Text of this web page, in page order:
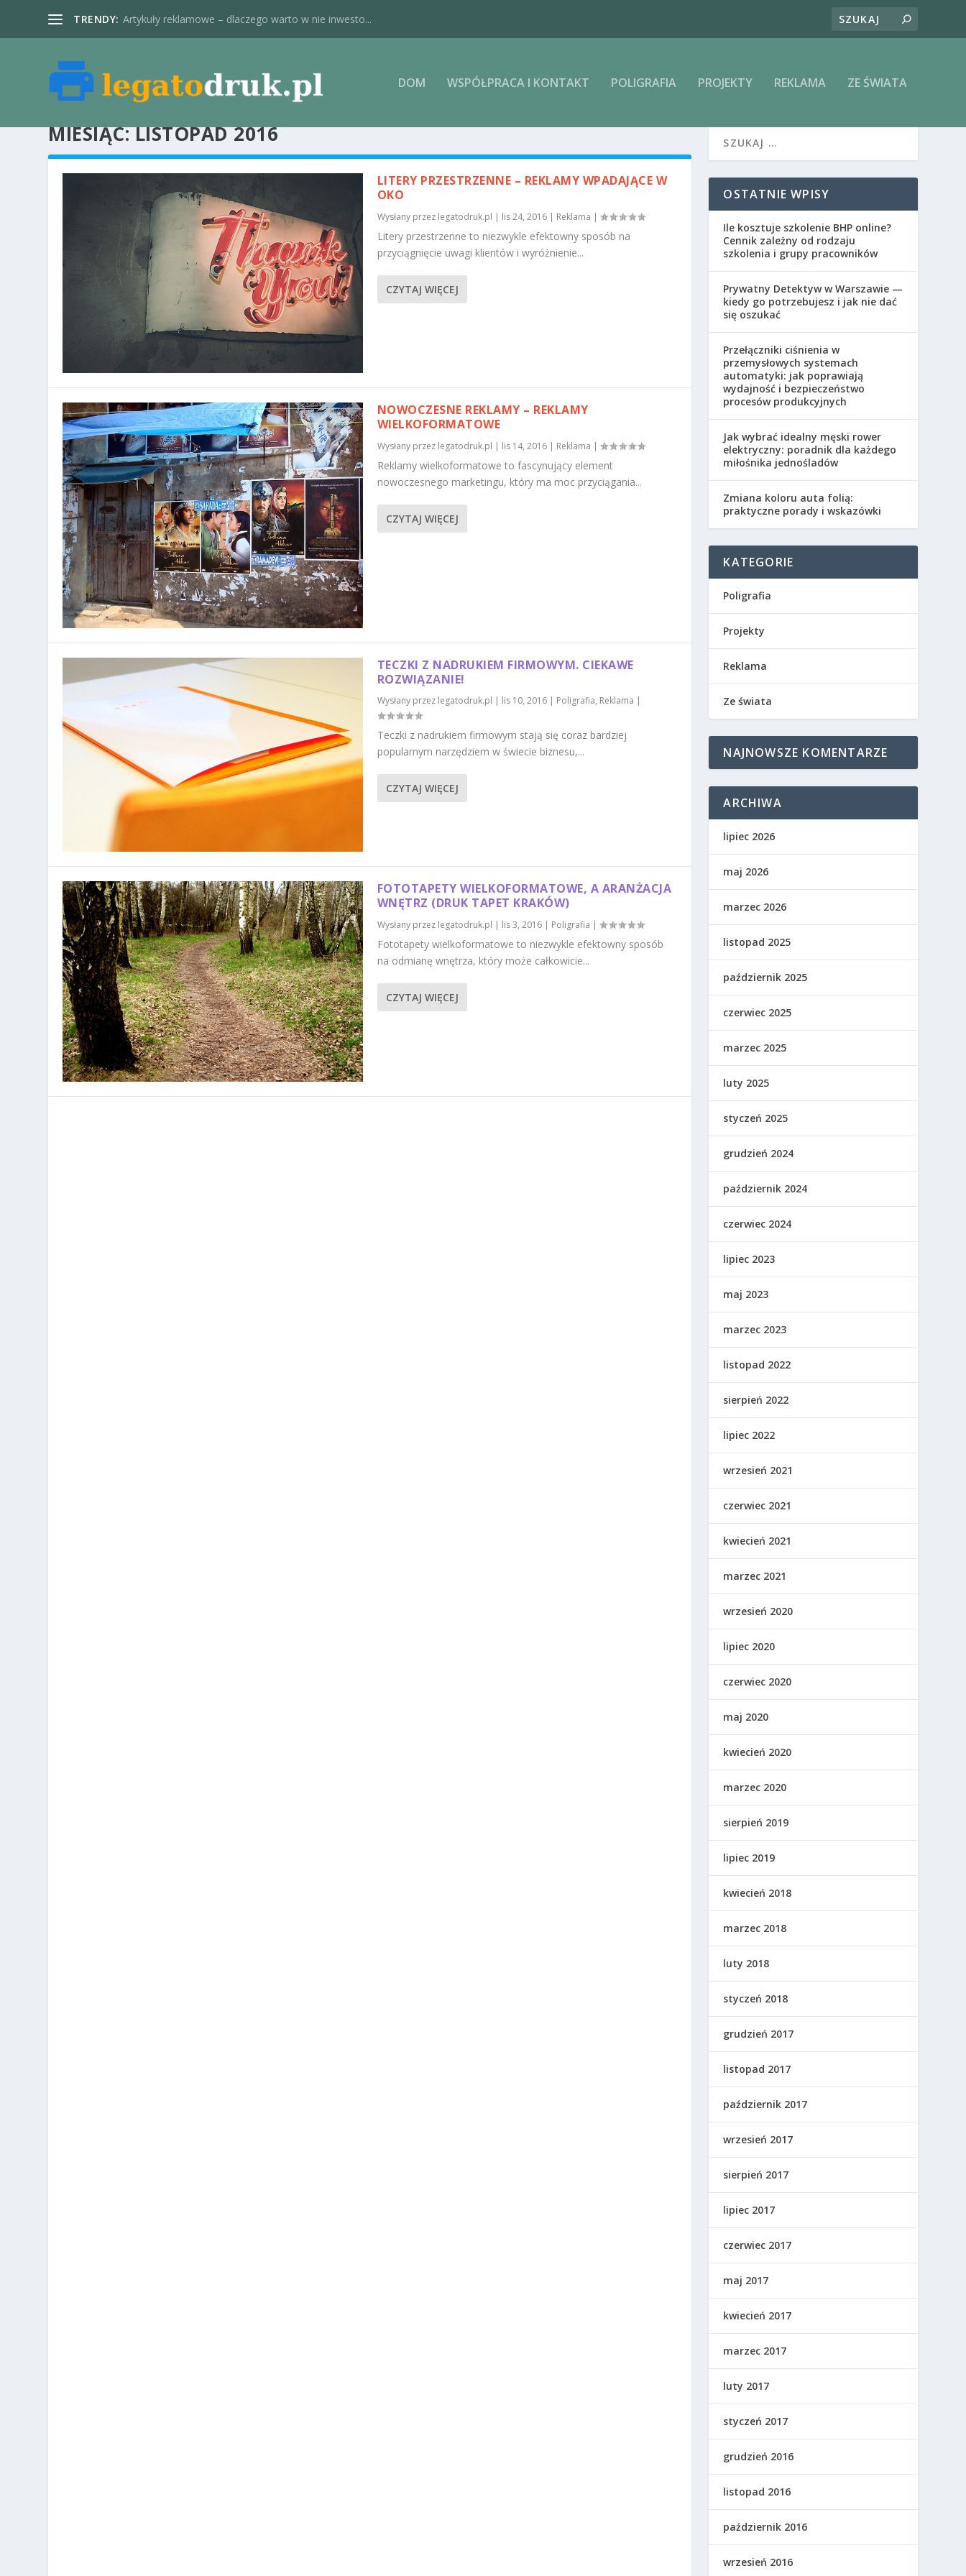
TRENDY: Artykuły reklamowe – dlaczego warto w nie inwesto...
DOM WSPÓŁPRACA I KONTAKT POLIGRAFIA PROJEKTY REKLAMA ZE ŚWIATA
MIESIĄC:LISTOPAD 2016
LITERY PRZESTRZENNE – REKLAMY WPADAJĄCE W
OKO
Wysłany przez legatodruk.pl | lis 24, 2016| Reklama |
Litery przestrzenne to niezwykle efektowny sposób na
przyciągnięcie uwagi klientów i wyróżnienie...
CZYTAJ WIĘCEJ
NOWOCZESNE REKLAMY – REKLAMY
WIELKOFORMATOWE
Wysłany przez legatodruk.pl | lis 14, 2016| Reklama |
Reklamy wielkoformatowe to fascynujący element
nowoczesnego marketingu, który ma moc przyciągania...
CZYTAJ WIĘCEJ
TECZKI Z NADRUKIEM FIRMOWYM. CIEKAWE
ROZWIĄZANIE!
Wysłany przez legatodruk.pl | lis 10, 2016| Poligrafia, Reklama |
Teczki z nadrukiem firmowym stają się coraz bardziej
popularnym narzędziem w świecie biznesu,...
CZYTAJ WIĘCEJ
FOTOTAPETY WIELKOFORMATOWE, A ARANŻACJA
WNĘTRZ (DRUK TAPET KRAKÓW)
Wysłany przez legatodruk.pl | lis 3, 2016| Poligrafia |
Fototapety wielkoformatowe to niezwykle efektowny sposób
na odmianę wnętrza, który może całkowicie...
CZYTAJ WIĘCEJ
OSTATNIE WPISY
Ile kosztuje szkolenie BHP online?
Cennik zależny od rodzaju
szkolenia i grupy pracowników
Prywatny Detektyw w Warszawie —
kiedy go potrzebujesz i jak nie dać
się oszukać
Przełączniki ciśnienia w
przemysłowych systemach
automatyki: jak poprawiają
wydajność i bezpieczeństwo
procesów produkcyjnych
Jak wybrać idealny męski rower
elektryczny: poradnik dla każdego
miłośnika jednośladów
Zmiana koloru auta folią:
praktyczne porady i wskazówki
KATEGORIE
Poligrafia
Projekty
Reklama
Ze świata
NAJNOWSZE KOMENTARZE
ARCHIWA
lipiec 2026
maj 2026
marzec 2026
listopad 2025
październik 2025
czerwiec 2025
marzec 2025
luty 2025
styczeń 2025
grudzień 2024
październik 2024
czerwiec 2024
lipiec 2023
maj 2023
marzec 2023
listopad 2022
sierpień 2022
lipiec 2022
wrzesień 2021
czerwiec 2021
kwiecień 2021
marzec 2021
wrzesień 2020
lipiec 2020
czerwiec 2020
maj 2020
kwiecień 2020
marzec 2020
sierpień 2019
lipiec 2019
kwiecień 2018
marzec 2018
luty 2018
styczeń 2018
grudzień 2017
listopad 2017
październik 2017
wrzesień 2017
sierpień 2017
lipiec 2017
czerwiec 2017
maj 2017
kwiecień 2017
marzec 2017
luty 2017
styczeń 2017
grudzień 2016
listopad 2016
październik 2016
wrzesień 2016